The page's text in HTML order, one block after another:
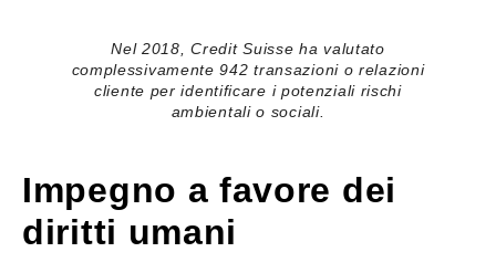
Nel 2018, Credit Suisse ha valutato
complessivamente 942 transazioni o relazioni
cliente per identificare i potenziali rischi
ambientali o sociali.
Impegno a favore dei
diritti umani